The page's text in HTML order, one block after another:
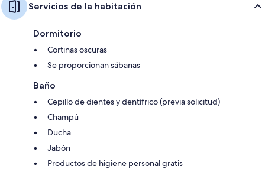
Servicios de la habitación
Dormitorio
Cortinas oscuras
Se proporcionan sábanas
Baño
Cepillo de dientes y dentífrico (previa solicitud)
Champú
Ducha
Jabón
Productos de higiene personal gratis